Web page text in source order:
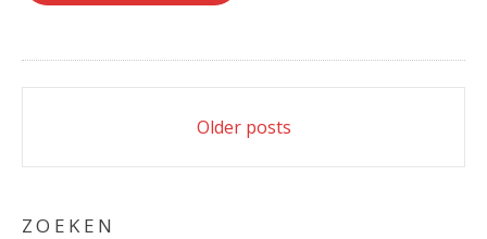
Older posts
ZOEKEN